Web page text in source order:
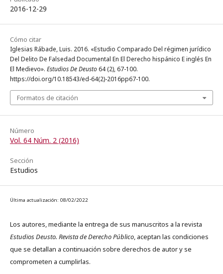
2016-12-29
Cómo citar
Iglesias Rábade, Luis. 2016. «Estudio Comparado Del régimen jurídico
Del Delito De Falsedad Documental En El Derecho hispánico E inglés En
El Medievo». Estudios De Deusto 64 (2), 67-100.
https://doi.org/10.18543/ed-64(2)-2016pp67-100.
Formatos de citación
Número
Vol. 64 Núm. 2 (2016)
Sección
Estudios
Última actualización: 08/02/2022
Los autores, mediante la entrega de sus manuscritos a la revista
Estudios Deusto. Revista de Derecho Público, aceptan las condiciones
que se detallan a continuación sobre derechos de autor y se
comprometen a cumplirlas.